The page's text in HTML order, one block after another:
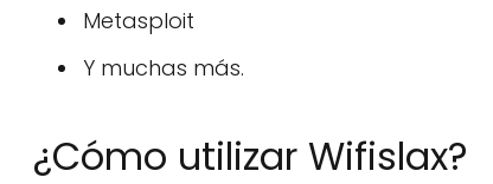
Metasploit
Y muchas más.
¿Cómo utilizar Wifislax?